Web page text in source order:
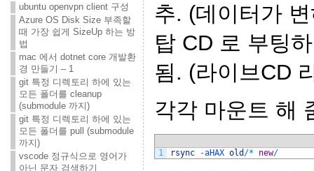
ubuntu openvpn client 구성
Azure OS Disk Size 부족할
때 가장 쉽게 SizeUp 하는 방
법
mac 에서 dotnet core 개발환
경 만들기 – 1
git 특정 디렉토리 하에 있는
모든 폴더를 cleanup
(submodule 까지)
git 특정 디렉토리 하에 있는
모든 폴더를 pull (submodule
까지)
vscode 정규식으로 영어가
아닌 문자 검색하기
추. (데이터가
탑 CD 로 부팅
됨. (라이브CD
각각 마운트 해
1 rsync -aHAX old /* new/